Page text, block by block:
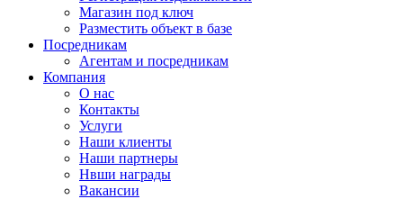
Магазин под ключ
Разместить объект в базе
Посредникам
Агентам и посредникам
Компания
О нас
Контакты
Услуги
Наши клиенты
Наши партнеры
Нвши награды
Вакансии